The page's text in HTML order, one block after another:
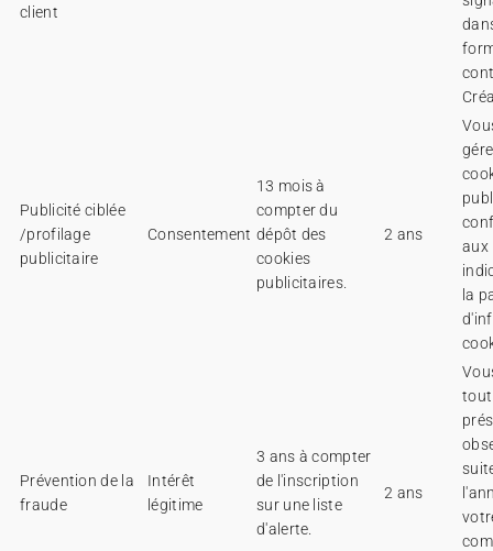
client
Publicité ciblée
/profilage
publicitaire
Consentement
13 mois à
compter du
dépôt des
cookies
publicitaires.
2 ans
aux
la
Prévention de la
fraude
Intérêt
légitime
3 ans à compter
de l'inscription
sur une liste
d'alerte.
2 ans